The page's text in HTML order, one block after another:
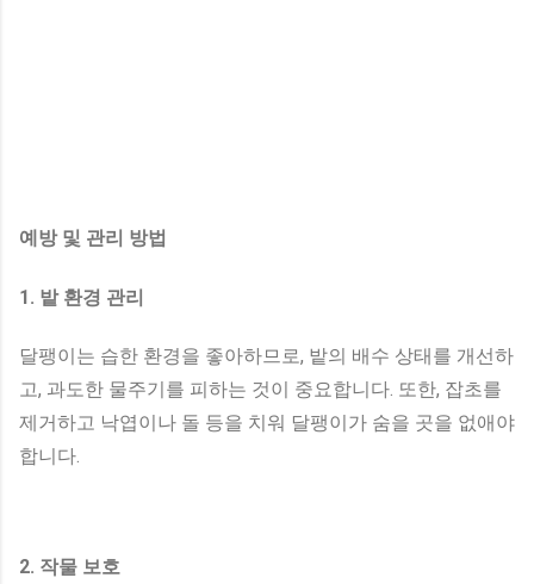
예방 및 관리 방법
1. 밭 환경 관리
달팽이는 습한 환경을 좋아하므로, 밭의 배수 상태를 개선하
고, 과도한 물주기를 피하는 것이 중요합니다. 또한, 잡초를
제거하고 낙엽이나 돌 등을 치워 달팽이가 숨을 곳을 없애야
합니다.
2. 작물 보호